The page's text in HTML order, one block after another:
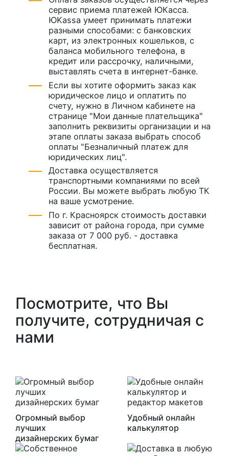
сервис приема платежей ЮКасса.
ЮKassa умеет принимать платежи
разными способами: с банковских
карт, из электронных кошельков, с
баланса мобильного телефона, в
кредит или рассрочку, наличными,
выставлять счета в интернет-банке.
Если вы хотите оформить заказ как
юридическое лицо и оплатить по
счету, нужно в Личном кабинете на
странице "Мои данные плательщика"
заполнить реквизиты организации и на
этапе оплаты заказа выбрать способ
оплаты "Безналичный платеж для
юридических лиц".
Доставка осуществляется
транспортными компаниями по всей
России. Вы можете выбрать любую ТК
на ваше усмотрение.
По г. Красноярск стоимость доставки
зависит от района города, при сумме
заказа от 7 000 руб. - доставка
бесплатная.
Посмотрите, что Вы
получите, сотрудничая с
нами
Огромный выбор
лучших
дизайнерских бумаг
Удобный онлайн
калькулятор